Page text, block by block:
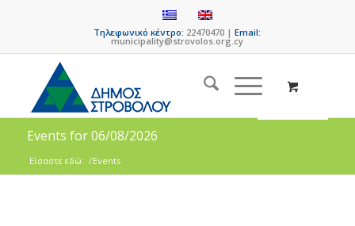
Τηλεφωνικό κέντρο: 22470470 |Email:
municipality@strovolos.org.cy
Events for 06/08/2026
Είσαστε εδώ: /Events